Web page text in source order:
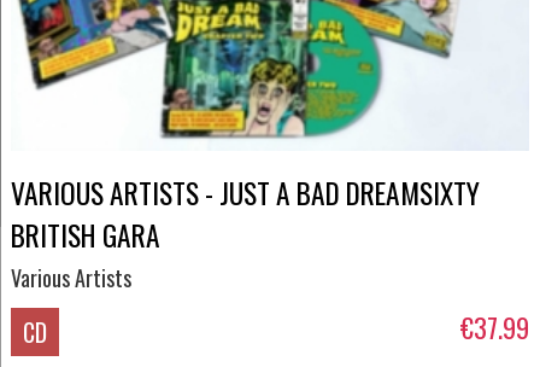
VARIOUS ARTISTS - JUST A BAD DREAMSIXTY
BRITISH GARA
Various Artists
CD €37.99